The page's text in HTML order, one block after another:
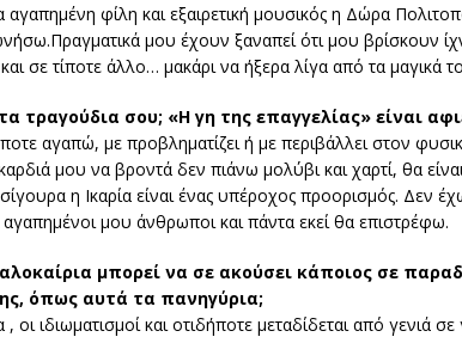
φίλη και εξαιρετική μουσικός η Δώρα
μου έχουν ξαναπεί ότι μου
σε τίποτε άλλο… μακάρι να ήξερα λίγα από τα μαγικά
τραγούδια σου; «Η γη της επαγγελίας» είναι
αγαπώ, με προβληματίζει ή με περιβάλλει στον
μου να βροντά δεν πιάνω μολύβι και χαρτί, θα
η Ικαρία είναι ένας υπέροχος προορισμός. Δεν
μου άνθρωποι και πάντα εκεί θα επιστρέφω.
μπορεί να σε ακούσει κάποιος σε
όπως αυτά τα πανηγύρια;
ιδιωματισμοί και οτιδήποτε μεταδίδεται από γενιά σε